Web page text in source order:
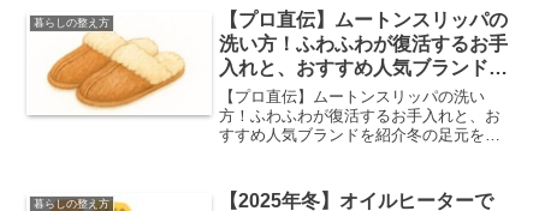
みると、デザインも価格も機能も様々
で、本当に迷ってしまいますよ...
暮らしの整え方
【プロ直伝】ムートンスリッパの
洗い方！ふわふわが復活するお手
入れと、おすすめ人気ブランドを
紹介
【プロ直伝】ムートンスリッパの洗い
方！ふわふわが復活するお手入れと、お
すすめ人気ブランドを紹介冬の足元を優
い、あの暖かさと心地よさは格別ですよ
暮らしの整え方
【2025年冬】オイルヒーターで